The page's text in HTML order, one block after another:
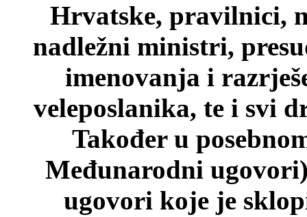
Hrvatske, pravilnici,
nadležni ministri,
imenovanja i
veleposlanika, te i svi
Također u
Međunarodni
ugovori koje je